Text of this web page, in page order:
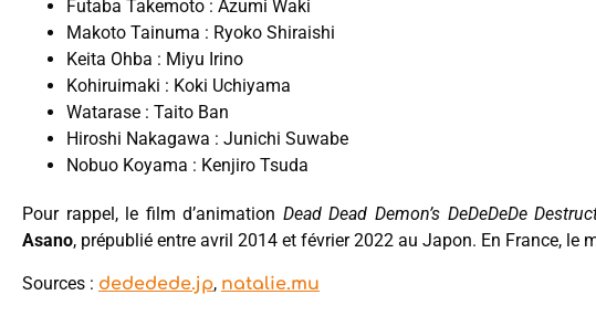
Futaba Takemoto : Azumi Waki
Makoto Tainuma : Ryoko Shiraishi
Keita Ohba : Miyu Irino
Kohiruimaki : Koki Uchiyama
Watarase : Taito Ban
Hiroshi Nakagawa : Junichi Suwabe
Nobuo Koyama : Kenjiro Tsuda
Pour rappel, le film d’animation Dead Dead Demon’s DeDeDeDe
Asano, prépublié entre avril 2014 et février 2022 au Japon. En France, le
Sources : dededede.jp, natalie.mu